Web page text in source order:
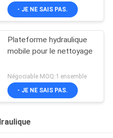
- JE NE SAIS PAS.
Plateforme hydraulique
mobile pour le nettoyage
Négociable MOQ:1 ensemble
- JE NE SAIS PAS.